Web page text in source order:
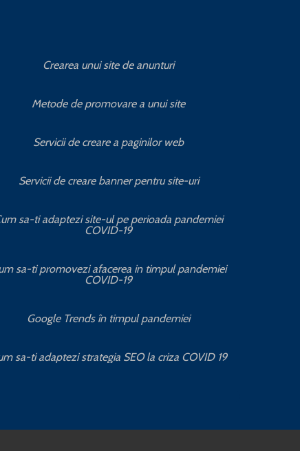
Crearea unui site de anunturi
Metode de promovare a unui site
Servicii de creare a paginilor web
Servicii de creare banner pentru site-uri
sa-ti adaptezi site-ul pe perioada pandemiei
COVID-19
sa-ti promovezi afacerea in timpul pandemiei
COVID-19
Google Trends în timpul pandemiei
sa-ti adaptezi strategia SEO la criza COVID 19